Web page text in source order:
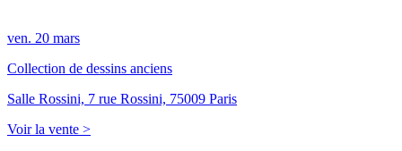
ven. 20 mars
Collection de dessins anciens
Salle Rossini, 7 rue Rossini, 75009 Paris
Voir la vente >